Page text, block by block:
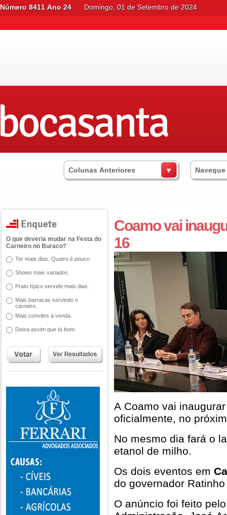
Número 8411 Ano 24 Domingo, 01 de Setembro de 2024
Colunas Anteriores
O que deveria mudar na Festa do
Carneiro no Buraco?
Ter mais dias. Quatro é pouco.
Shows mais variados.
Prato típico servido mais dias.
Mais barracas servindo o
carneiro.
Mais convites à venda.
Deixa assim que tá bom.
Coamo vai
16
A Coamo vai
oficialmente, no
No mesmo dia fará o
etanol de milho.
Os dois eventos em
do governador Ratinho
O anúncio foi feito